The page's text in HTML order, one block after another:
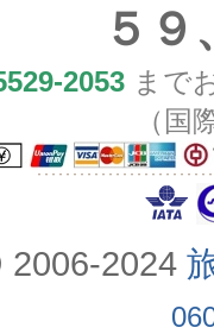
５９
2053 まで
（国
2006-2024